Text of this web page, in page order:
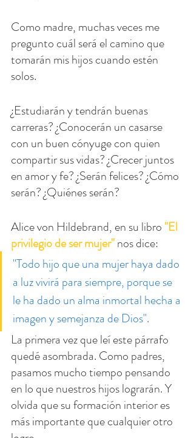
Como madre, muchas veces me
pregunto cuál será el camino que
tomarán mis hijos cuando estén
solos.
¿Estudiarán y tendrán buenas
carreras? ¿Conocerán un casarse
con un buen cónyuge con quien
compartir sus vidas? ¿Crecer juntos
en amor y fe? ¿Serán felices? ¿Cómo
serán? ¿Quiénes serán?
Alice von Hildebrand, en su libro "El
privilegio de ser mujer" nos dice:
"Todo hijo que una mujer haya dado
a luz vivirá para siempre, porque se
le ha dado un alma inmortal hecha a
imagen y semejanza de Dios".
La primera vez que leí este párrafo
quedé asombrada. Como padres,
pasamos mucho tiempo pensando
en lo que nuestros hijos lograrán. Y
olvida que su formación interior es
más importante que cualquier otro